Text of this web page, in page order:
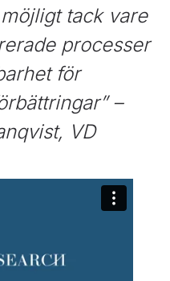
tack vare
processer
för
–
VD